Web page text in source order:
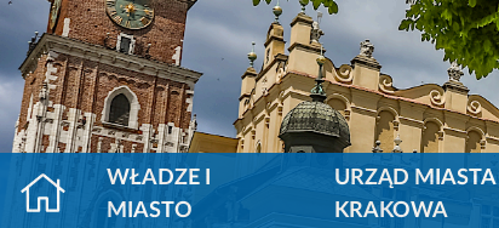
WŁADZE I
MIASTO
URZĄD MIASTA
KRAKOWA